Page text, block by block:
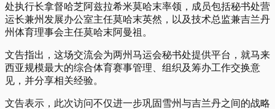
处执行长拿督哈芝阿兹拉希米莫哈末率领，成员包括秘书处营
运长兼州发展办公室主任莫哈末英然，以及技术总监兼吉兰丹
州体育理事会主任莫哈末阿曼祖。
文告指出，这场交流会为两州马运会秘书处提供平台，就马来
西亚规模最大的综合体育赛事管理、组织及筹办工作交换意
见，并分享相关经验。
文告表示，此次访问不仅进一步巩固雪州与吉兰丹之间的战略